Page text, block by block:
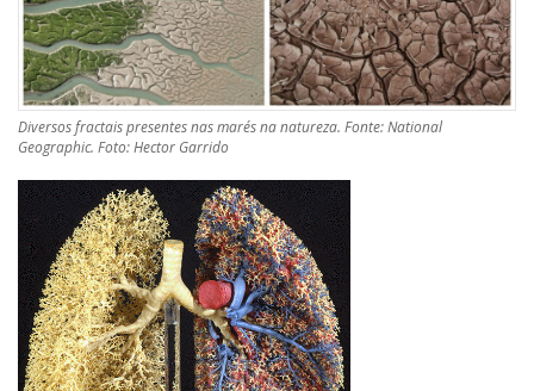
Diversos fractais presentes nas marés na natureza. Fonte: National
Geographic. Foto: Hector Garrido